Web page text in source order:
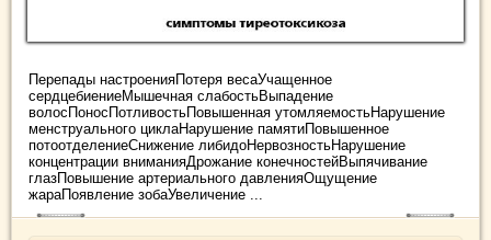
Перепады настроенияПотеря весаУчащенное
сердцебиениеМышечная слабостьВыпадение
волосПоносПотливостьПовышенная утомляемостьНарушение
менструального циклаНарушение памятиПовышенное
потоотделениеСнижение либидоНервозностьНарушение
концентрации вниманияДрожание конечностейВыпячивание
глазПовышение артериального давленияОщущение
жараПоявление зобаУвеличение ...